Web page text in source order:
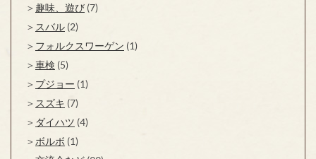
趣味、遊び (7)
スバル (2)
フォルクスワーゲン (1)
車検 (5)
プジョー (1)
スズキ (7)
ダイハツ (4)
ボルボ (1)